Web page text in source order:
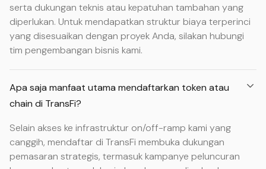
serta dukungan teknis atau kepatuhan tambahan yang
diperlukan. Untuk mendapatkan struktur biaya terperinci
yang disesuaikan dengan proyek Anda, silakan hubungi
tim pengembangan bisnis kami.
Apa saja manfaat utama mendaftarkan token atau
chain di TransFi?
Selain akses ke infrastruktur on/off-ramp kami yang
canggih, mendaftar di TransFi membuka dukungan
pemasaran strategis, termasuk kampanye peluncuran